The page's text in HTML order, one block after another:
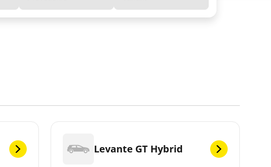
Levante GT Hybrid